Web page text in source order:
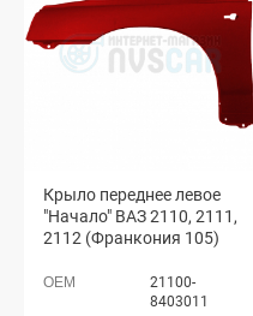
Крыло переднее левое
"Начало" ВАЗ 2110, 2111,
2112 (Франкония 105)
21100-
8403011